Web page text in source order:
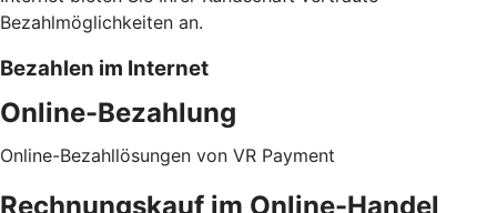
Bezahlmöglichkeiten an.
Bezahlen im Internet
Online-Bezahlung
Online-Bezahllösungen von VR Payment
Rechnungskauf im Online-Handel